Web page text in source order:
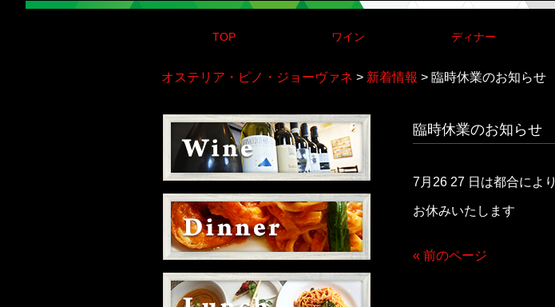
TOP ワイン ディナー
オステリア・ピノ・ジョーヴァネ > 新着情報 > 臨時休業のお知らせ
臨時休業のお知らせ
7月26 27 日は都合により
お休みいたします
« 前のページ